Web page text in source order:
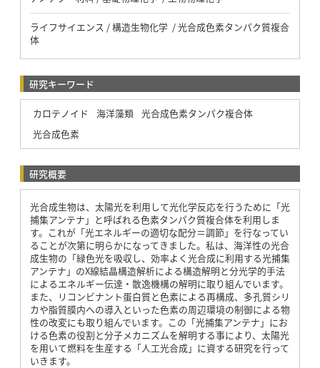
ライフサイエンス / 構造生物化学 / 光合成色素タンパク質複合
体
研究キーワード
カロテノイド 海洋藻類 光合成色素タンパク複合体
光合成色素
研究概要
光合成生物は、太陽光を利用して光化学反応を行うために「光
捕集アンテナ」と呼ばれる色素タンパク質複合体を利用しま
す。これが「光エネルギーの適切な配分＝調節」を行なってい
ることが次第に明らかになってきました。私は、海洋性の光合
成生物の「緑色光を吸収し、効率よく光合成に利用する光捕集
アンテナ」のX線結晶構造解析による構造解明と分光学的手法
によるエネルギー伝達・散逸機構の解明に取り組んでいます。
また、リコンビナント蛋白質と色素による再構成、多孔質シリ
カや脂質膜内への導入といった色素の周辺環境の制御による物
性の改変にも取り組んでいます。この「光捕集アンテナ」にお
ける色素の役割と分子メカニズムを解明する事により、太陽光
を用いて燃料を生産する「人工光合成」に資する研究を行って
いきます。